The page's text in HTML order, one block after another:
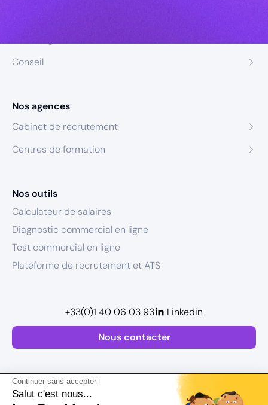
Continuer sans accepter
Salut c'est nous...
Conseil
Nos agences
Cabinet de recrutement
Centres de formation
Nos outils
Calculateur de salaires
Diagnostic commercial en ligne
Test commercial en ligne
Plateforme de recrutement et ATS
Nous contacter
+33(0)1 40 06 03 93 Linkedin